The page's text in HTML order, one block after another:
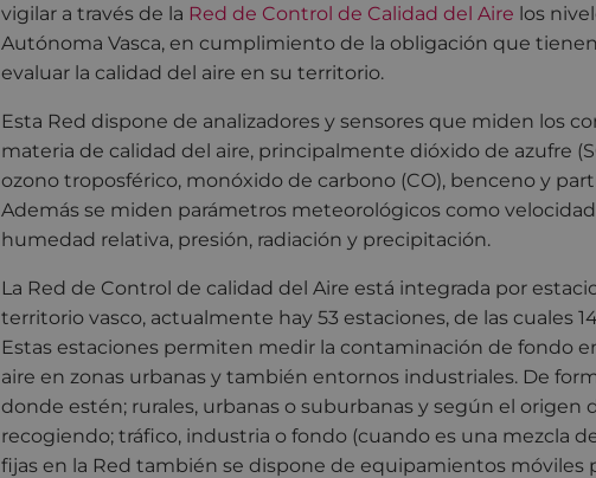
vigilar a través de la Red de Control de Calidad del Aire los
Autónoma Vasca, en cumplimiento de la obligación que
evaluar la calidad del aire en su territorio.
Esta Red dispone de analizadores y sensores que miden los
materia de calidad del aire, principalmente dióxido de azufre
ozono troposférico, monóxido de carbono (CO), benceno y
Además se miden parámetros meteorológicos como
humedad relativa, presión, radiación y precipitación.
La Red de Control de calidad del Aire está integrada por
territorio vasco, actualmente hay 53 estaciones, de las cuales
Estas estaciones permiten medir la contaminación de fondo
aire en zonas urbanas y también entornos industriales. De
donde estén; rurales, urbanas o suburbanas y según el origen
recogiendo; tráfico, industria o fondo (cuando es una mezcla
fijas en la Red también se dispone de equipamientos móviles